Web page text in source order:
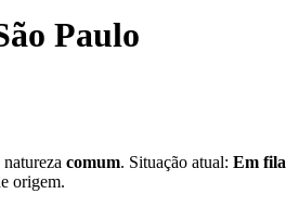
Paulo
comum. Situação atual: Em fila
origem.